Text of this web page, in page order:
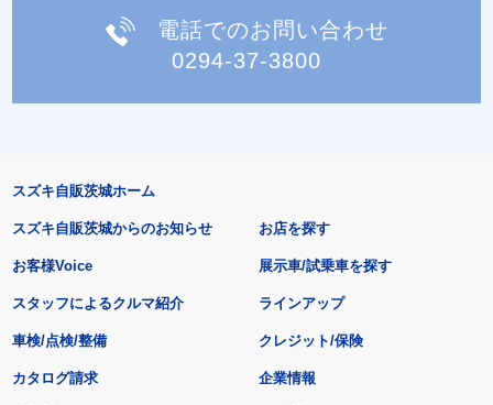
電話でのお問い合わせ
0294-37-3800
スズキ自販茨城ホーム
スズキ自販茨城からのお知らせ
お客様Voice
スタッフによるクルマ紹介
お店を探す
展示車/試乗車を探す
ラインアップ
車検/点検/整備 クレジット/保険
カタログ請求 企業情報